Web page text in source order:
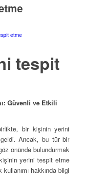
etme
tespit
Güvenli ve Etkili
bir kişinin yerini
Ancak, bu tür bir
önünde bulundurmak
yerini tespit etme
hakkında bilgi